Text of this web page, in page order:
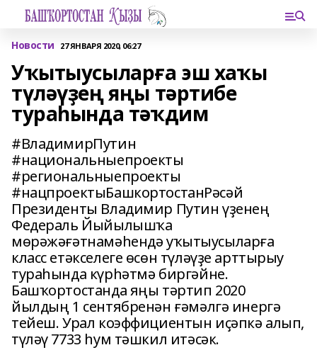
Новости 27 ЯНВАРЯ 2020, 06:27
Уҡытыусыларға эш хаҡы
түләүҙең яңы тәртибе
тураһында тәҡдим
#ВладимирПутин
#национальныепроекты
#региональныепроекты
#нацпроектыБашкортостанРәсәй
Президенты Владимир Путин үҙенең
Федераль Йыйылышҡа
мөрәжәғәтнамәһендә уҡытыусыларға
класс етәкселеге өсөн түләүҙе арттырыу
тураһында күрһәтмә биргәйне.
Башҡортостанда яңы тәртип 2020
йылдың 1 сентябренән ғәмәлгә инергә
тейеш. Урал коэффициентын иҫәпкә алып,
түләү 7733 һум тәшкил итәсәк.